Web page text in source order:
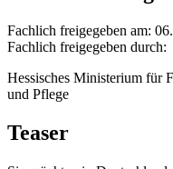
Fachlich freigegeben am:
Fachlich freigegeben durch:
Hessisches Ministerium für
und Pflege
Teaser